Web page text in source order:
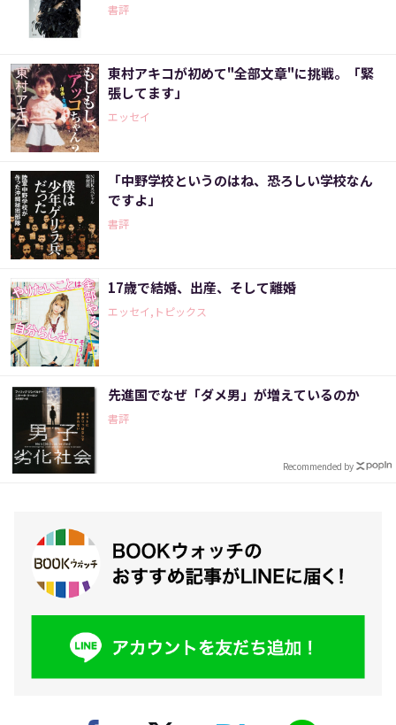
書評
東村アキコが初めて"全部文章"に挑戦。「緊
張してます」
エッセイ
「中野学校というのはね、恐ろしい学校なん
ですよ」
書評
17歳で結婚、出産、そして離婚
エッセイ,トピックス
先進国でなぜ「ダメ男」が増えているのか
書評
Recommended by